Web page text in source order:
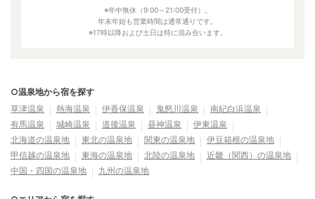
※年中無休（9:00～21:00受付）。
年末年始も営業時間は通常通りです。
※17時以降および土日は特に混み合います。
○温泉地から宿を探す
草津温泉
熱海温泉 伊香保温泉 鬼怒川温泉
南紀白浜温泉
有馬温泉
城崎温泉 道後温泉 昼神温泉
伊東温泉
北海道の温泉地
東北の温泉地 関東の温泉地
伊豆箱根の温泉地
甲信越の温泉地
東海の温泉地 北陸の温泉地
近畿（関西）の温泉地
中国・四国の温泉地
九州の温泉地